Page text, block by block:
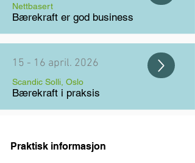
Nettbasert
Bærekraft er god business
15 - 16 april. 2026
Scandic Solli, Oslo
Bærekraft i praksis
Praktisk informasjon